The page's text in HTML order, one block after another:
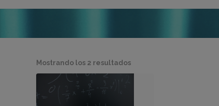
Mostrando los 2 resultadosOrdenado
por